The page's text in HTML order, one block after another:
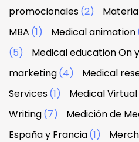
promocionales(2)
MBA (1) Medical animation
(5)
Medical education On
marketing(4) Medical
Services(1) Medical
Writing(7) Medición de
España y Francia(1)